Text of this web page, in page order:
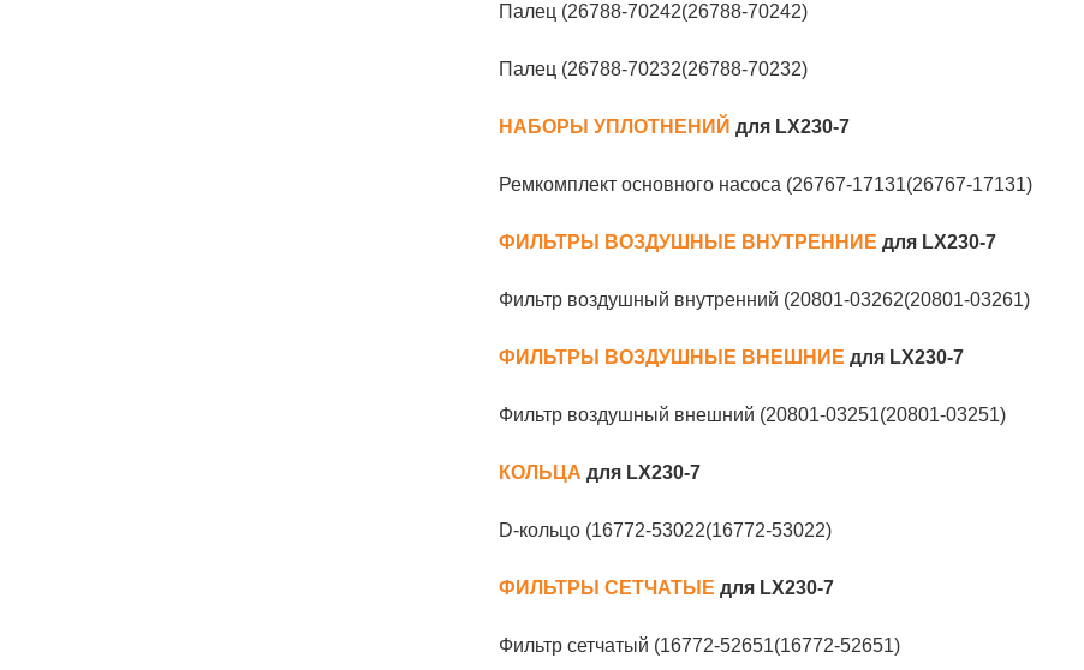
Палец (26788-70242(26788-70242)
Палец (26788-70232(26788-70232)
НАБОРЫ УПЛОТНЕНИЙ для LX230-7
Ремкомплект основного насоса (26767-17131(26767-17131)
ФИЛЬТРЫ ВОЗДУШНЫЕ ВНУТРЕННИЕ для LX230-7
Фильтр воздушный внутренний (20801-03262(20801-03261)
ФИЛЬТРЫ ВОЗДУШНЫЕ ВНЕШНИЕ для LX230-7
Фильтр воздушный внешний (20801-03251(20801-03251)
КОЛЬЦА для LX230-7
D-кольцо (16772-53022(16772-53022)
ФИЛЬТРЫ СЕТЧАТЫЕ для LX230-7
Фильтр сетчатый (16772-52651(16772-52651)